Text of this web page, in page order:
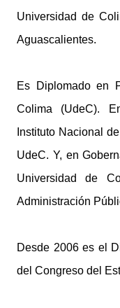
Universidad de
Aguascalientes.
Es Diplomado en
Colima (UdeC).
Instituto Nacional
UdeC. Y, en
Universidad de
Administración
Desde 2006 es el
del Congreso del